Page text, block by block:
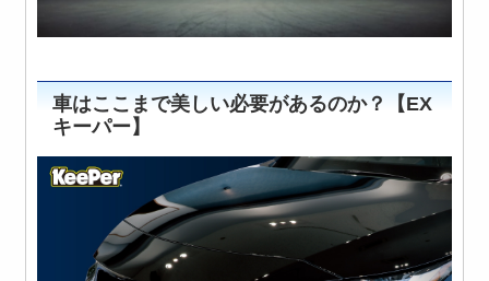
車はここまで美しい必要があるのか？【EX
キーパー】